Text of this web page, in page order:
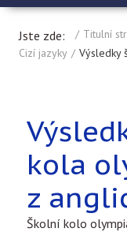
Jste zde: Titulní
Cizí jazyky
Výsledky
kola
z
Školní kolo